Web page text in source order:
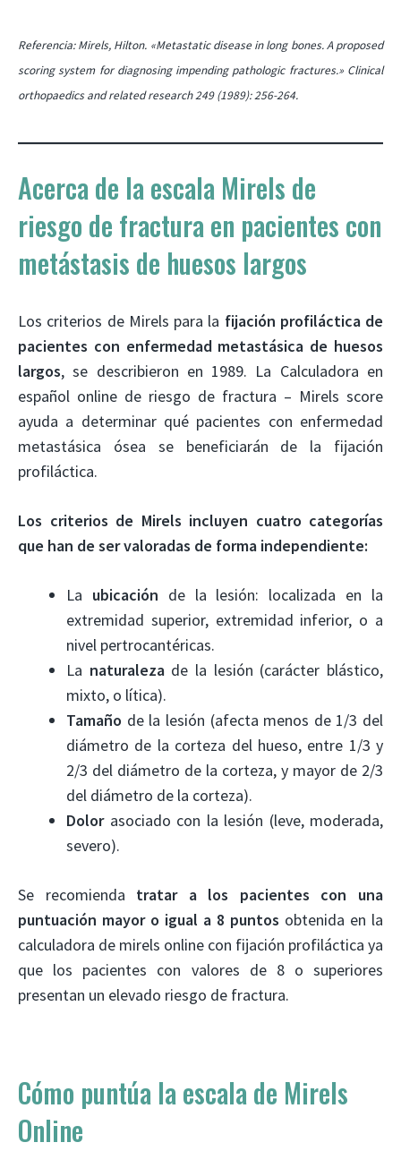
Referencia: Mirels, Hilton. «Metastatic disease in long bones. A proposed
scoring system for diagnosing impending pathologic fractures.» Clinical
orthopaedics and related research 249 (1989): 256-264.
Acerca de la escala Mirels de
riesgo de fractura en pacientes con
metástasis de huesos largos
Los criterios de Mirels para la fijación profiláctica de
pacientes con enfermedad metastásica de huesos
largos, se describieron en 1989. La Calculadora en
español online de riesgo de fractura – Mirels score
ayuda a determinar qué pacientes con enfermedad
metastásica ósea se beneficiarán de la fijación
profiláctica.
Los criterios de Mirels incluyen cuatro categorías
que han de ser valoradas de forma independiente:
La ubicación de la lesión: localizada en la
extremidad superior, extremidad inferior, o a
nivel pertrocantéricas.
La naturalezade la lesión (carácter blástico,
mixto, o lítica).
Tamaño de la lesión (afecta menos de 1/3 del
diámetro de la corteza del hueso, entre 1/3 y
2/3 del diámetro de la corteza, y mayor de 2/3
del diámetro de la corteza).
Dolorasociado con la lesión (leve, moderada,
severo).
Se recomienda tratar a los pacientes con una
puntuación mayor o igual a 8 puntos obtenida en la
calculadora de mirels online con fijación profiláctica ya
que los pacientes con valores de 8 o superiores
presentan un elevado riesgo de fractura.
Cómo puntúa la escala de Mirels
Online